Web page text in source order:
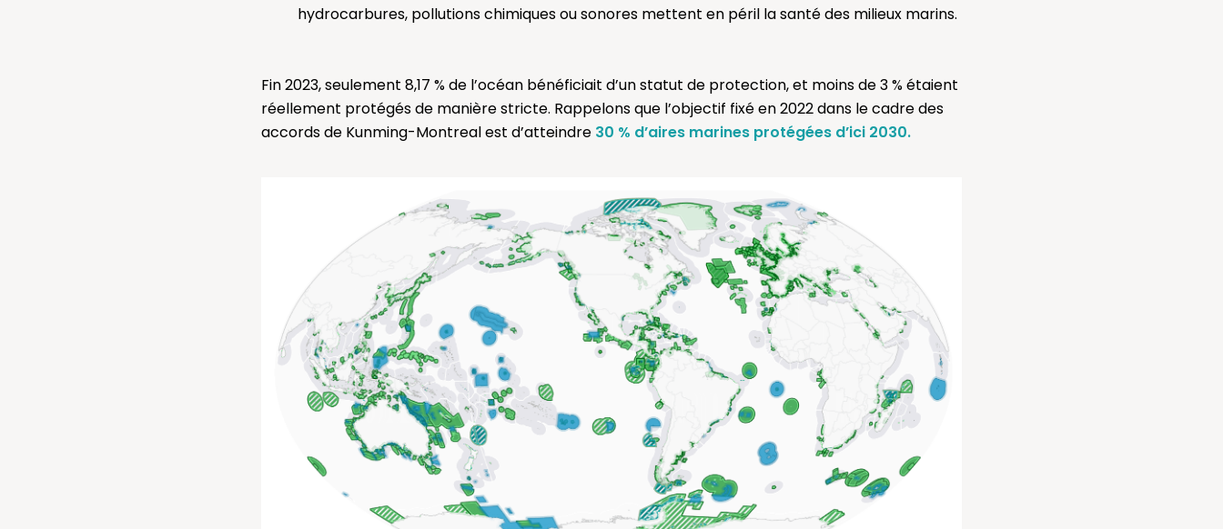
hydrocarbures, pollutions chimiques ou sonores mettent en péril la santé des milieux marins.
Fin 2023, seulement 8,17 % de l’océan bénéficiait d’un statut de protection, et moins de 3 % étaient
réellement protégés de manière stricte. Rappelons que l’objectif fixé en 2022 dans le cadre des
accords de Kunming-Montreal est d’atteindre 30 % d’aires marines protégées d’ici 2030.